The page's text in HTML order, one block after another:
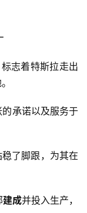
标志着特斯拉走出
承诺以及服务于
了脚跟，为其在
建成并投入生产，